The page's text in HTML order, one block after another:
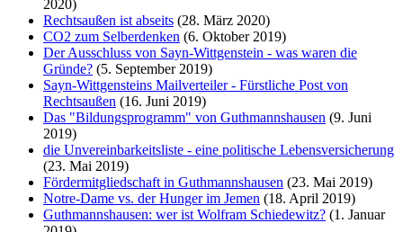
2020)
Rechtsaußen ist abseits (28. März 2020)
CO2 zum Selberdenken (6. Oktober 2019)
Der Ausschluss von Sayn-Wittgenstein - was waren die
Gründe? (5. September 2019)
Sayn-Wittgensteins Mailverteiler - Fürstliche Post von
Rechtsaußen (16. Juni 2019)
Das "Bildungsprogramm" von Guthmannshausen (9. Juni
2019)
die Unvereinbarkeitsliste - eine politische Lebensversicherung
(23. Mai 2019)
Fördermitgliedschaft in Guthmannshausen (23. Mai 2019)
Notre-Dame vs. der Hunger im Jemen (18. April 2019)
Guthmannshausen: wer ist Wolfram Schiedewitz? (1. Januar